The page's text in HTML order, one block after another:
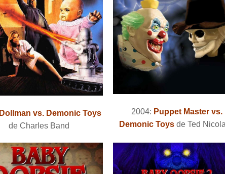
Dollman vs. Demonic Toys
de Charles Band
2004: Puppet Master vs.
Demonic Toysde Ted